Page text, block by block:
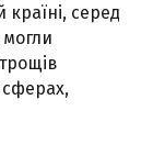
серед
сферах,